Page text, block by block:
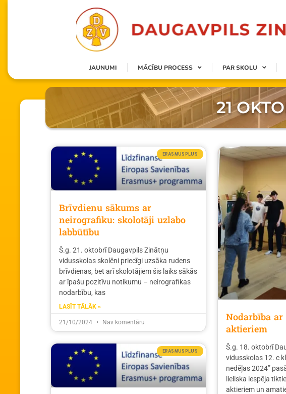
JAUNUMI MĀCĪBU PROCESS PAR SKOLU
21
ERASMUSPLUS
Brīvdienu sākums ar
neirografiku: skolotāji uzlabo
labbūtību
Š.g. 21. oktobrī Daugavpils Zinātņu
vidusskolas skolēni priecīgi uzsāka rudens
brīvdienas, bet arī skolotājiem šis laiks sākās
ar īpašu pozitīvu notikumu – neirografikas
nodarbību, kas
LASĪT TĀLĀK »
21/10/2024 Nav komentāru
Nodarbība
aktieriem
Š.g. 18. oktobrī
vidusskolas 12. c
nedēļas 2024”
lieliska iespēja
aktieriem un
ERASMUSPLUS